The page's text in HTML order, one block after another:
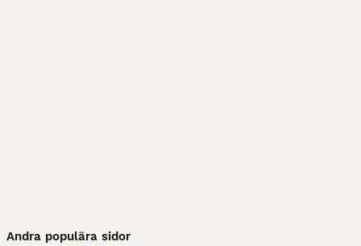
Andra populära sidor